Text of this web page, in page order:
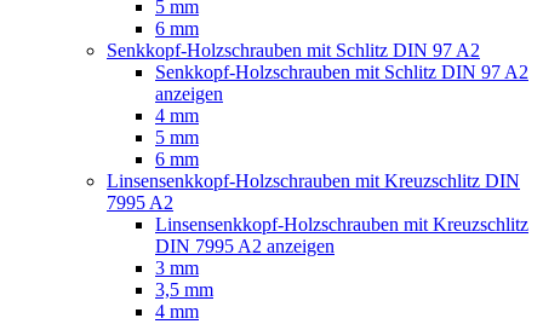
5 mm
6 mm
Senkkopf-Holzschrauben mit Schlitz DIN 97 A2
Senkkopf-Holzschrauben mit Schlitz DIN 97 A2
anzeigen
4 mm
5 mm
6 mm
Linsensenkkopf-Holzschrauben mit Kreuzschlitz DIN
7995 A2
Linsensenkkopf-Holzschrauben mit Kreuzschlitz
DIN 7995 A2 anzeigen
3 mm
3,5 mm
4 mm